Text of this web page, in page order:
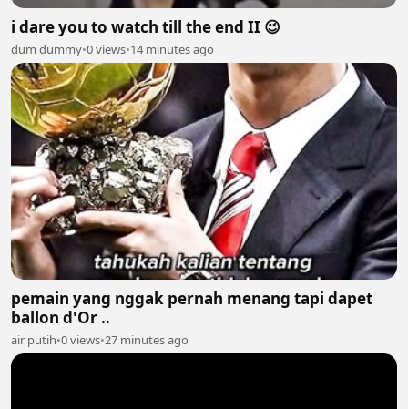
i dare you to watch till the end II 😉
dum dummy•0 views•14 minutes ago
pemain yang nggak pernah menang tapi dapet
ballon d'Or ..
air putih•0 views•27 minutes ago